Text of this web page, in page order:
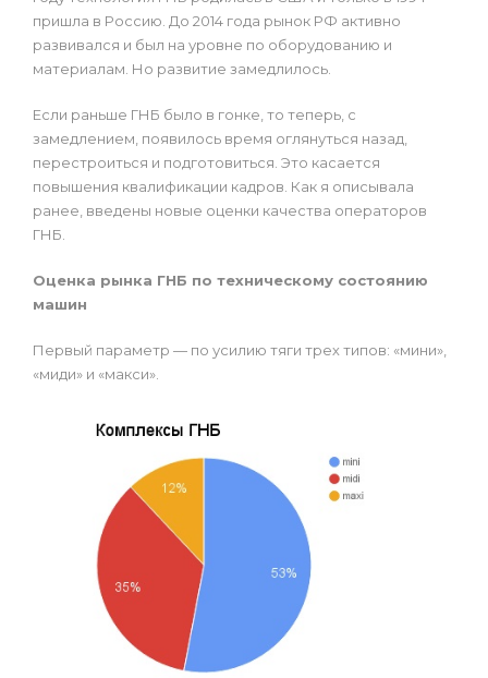
пришла в Россию. До 2014 года рынок РФ активно
развивался и был на уровне по оборудованию и
материалам. Но развитие замедлилось.
Если раньше ГНБ было в гонке, то теперь, с
замедлением, появилось время оглянуться назад,
перестроиться и подготовиться. Это касается
повышения квалификации кадров. Как я описывала
ранее, введены новые оценки качества операторов
ГНБ.
Оценка рынка ГНБ по техническому состоянию
машин
Первый параметр — по усилию тяги трех типов: «мини»,
«миди» и «макси».